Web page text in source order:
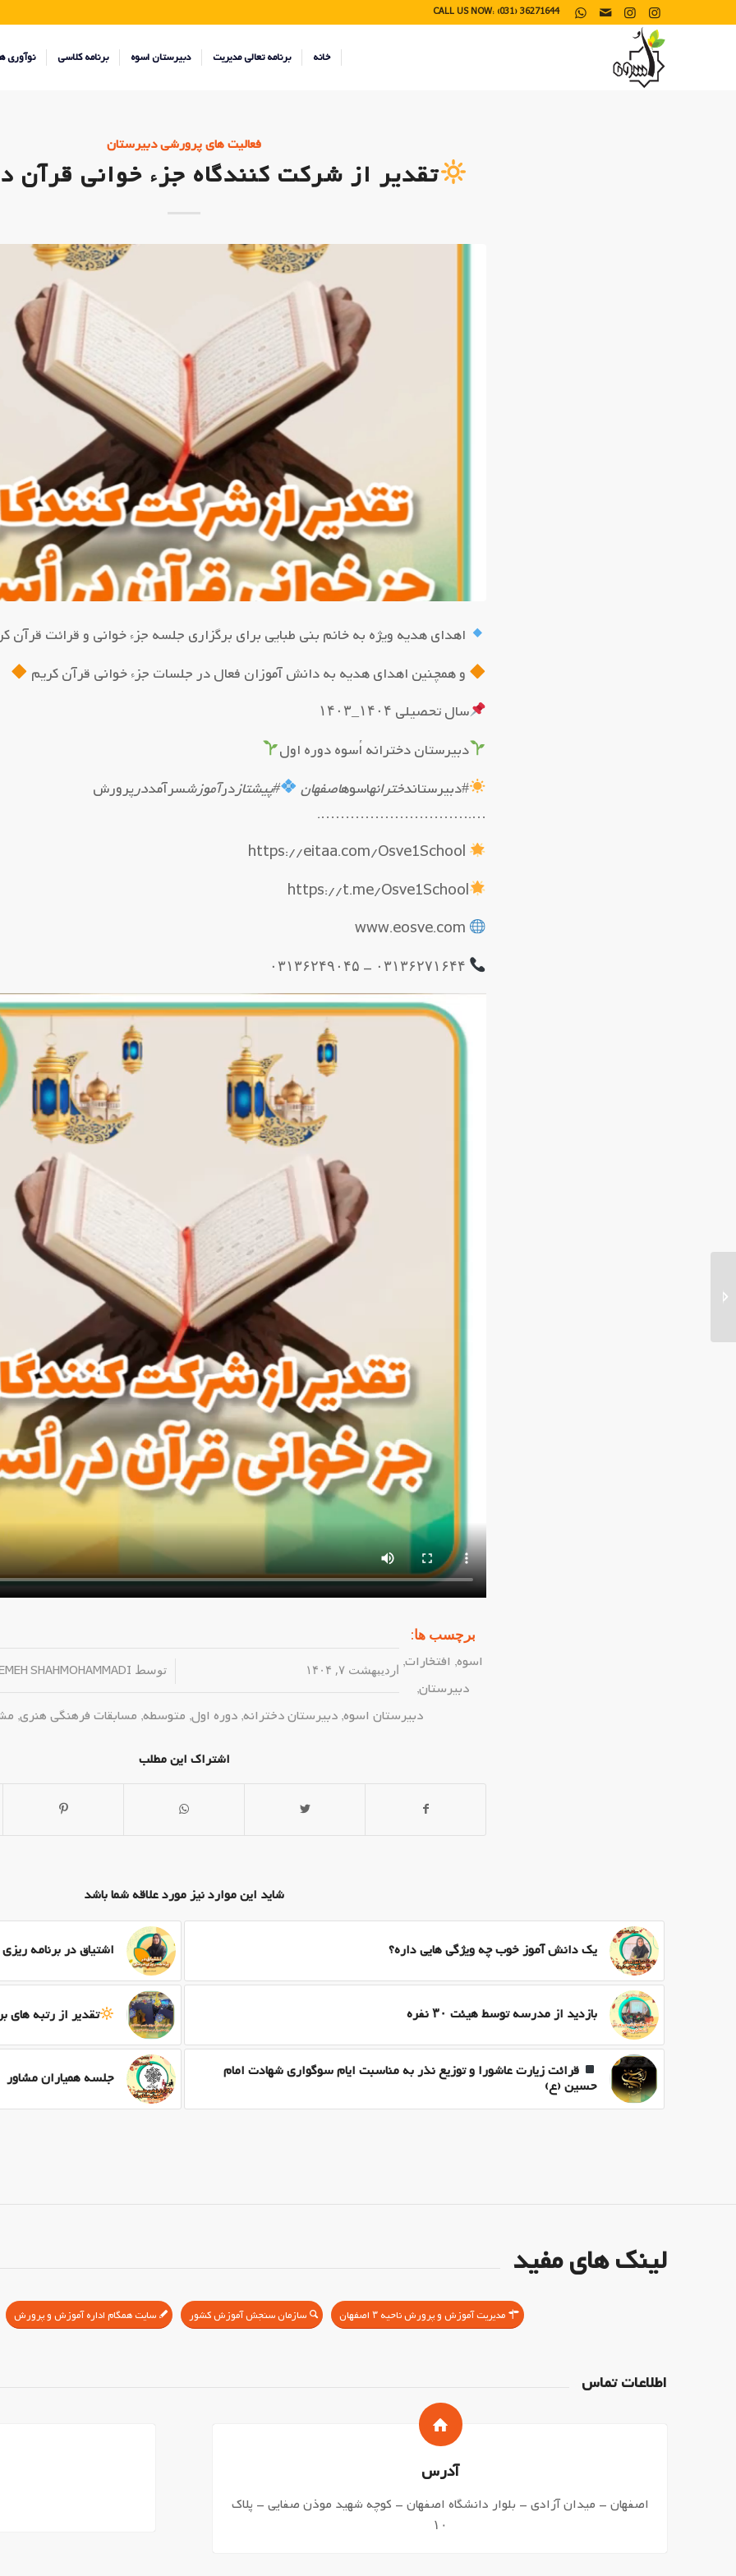
CALL US NOW: (031) 36271644
خانه برنامه تعالی مدیریت دبیرستان اسوه برنامه کلاسی نوآوری
فعالیت های پرورشی دبیرستان
تقدیر از شرکت کنندگاه جزء خوانی قرآن
اهدای هدیه ویژه به خانم بنی طبایی برای برگزاری جلسه جزء خوانی و قرائت قرآن
و همچنین اهدای هدیه به دانش آموزان فعال در جلسات جزء خوانی قرآن کریم
سال تحصیلی ۱۴۰۴_۱۴۰۳
دبیرستان دخترانه اُسوه دوره اول
#دبیرستاندخترانهاسوهاصفهان #پیشتازدرآموزشسرآمددرپرورش
….………………………….
https://t.me/Osve1School
اردیبهشت ۷, ۱۴۰۴ توسط SHAHMOHAMMADI
برچسب ها:
اسوه, افتخارات,
دبیرستان,
دبیرستان اسوه,دبیرستان دخترانه,دوره اول, متوسطه, مسابقات فرهنگی هنری,
اشتراک این مطلب
شاید این موارد نیز مورد علاقه شما باشد
اشتیاق در برنامه یک دانش آموز خوب چه ویژگی هایی داره؟
تقدیر از رتبه های بازدید از مدرسه توسط هیئت ۳۰ نفره
جلسه همیاران مشاور قرائت زیارت عاشورا و توزیع نذر به مناسبت ایام سوگواری شهادت امام
حسین (ع)
لینک های مفید
مدیریت آموزش و پرورش ناحیه ۳ اصفهان سازمان سنجش آموزش کشور سایت همگام اداره آموزش و پرورش
اطلاعات تماس
آدرس
اصفهان – میدان آزادی – بلوار دانشگاه اصفهان – کوچه شهید موذن صفایی – پلاک
۱۰